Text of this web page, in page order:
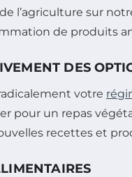
l’agriculture sur
de produits
DES
votre
pour un repas
recettes et